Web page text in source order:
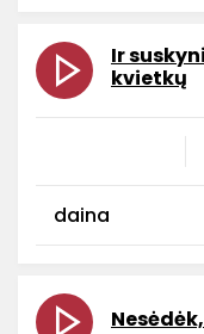
Ir
kvietkų
daina